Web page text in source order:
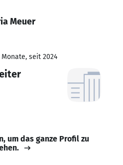
Meuer
seit 2024
um das ganze Profil zu